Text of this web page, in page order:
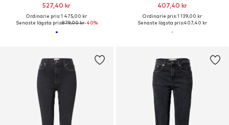
527,40 kr
Ordinarie pris: 1 475,00 kr
Senaste lägsta pris:879,00 kr-40%
407,40 kr
Ordinarie pris: 1 139,00 kr
Senaste lägsta pris:407,40 kr